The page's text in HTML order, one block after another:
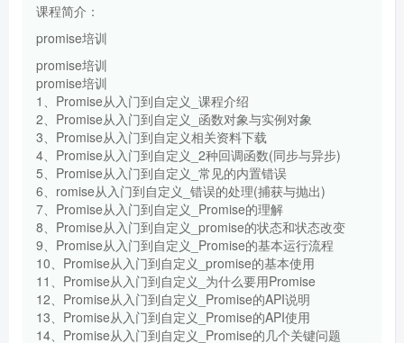
课程简介：
promise培训
promise培训
promise培训
1、Promise从入门到自定义_课程介绍
2、Promise从入门到自定义_函数对象与实例对象
3、Promise从入门到自定义相关资料下载
4、Promise从入门到自定义_2种回调函数(同步与异步)
5、Promise从入门到自定义_常见的内置错误
6、romise从入门到自定义_错误的处理(捕获与抛出)
7、Promise从入门到自定义_Promise的理解
8、Promise从入门到自定义_promise的状态和状态改变
9、Promise从入门到自定义_Promise的基本运行流程
10、Promise从入门到自定义_promise的基本使用
11、Promise从入门到自定义_为什么要用Promise
12、Promise从入门到自定义_Promise的API说明
13、Promise从入门到自定义_Promise的API使用
14、Promise从入门到自定义_Promise的几个关键问题